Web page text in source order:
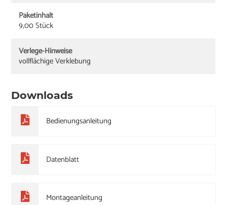
Paketinhalt
9,00 Stück
Verlege-Hinweise
vollflächige Verklebung
Downloads
Bedienungsanleitung
Datenblatt
Montageanleitung